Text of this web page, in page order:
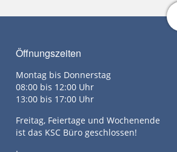
Öffnungszeiten
Montag bis Donnerstag
08:00 bis 12:00 Uhr
13:00 bis 17:00 Uhr
Freitag, Feiertage und Wochenende
ist das KSC Büro geschlossen!